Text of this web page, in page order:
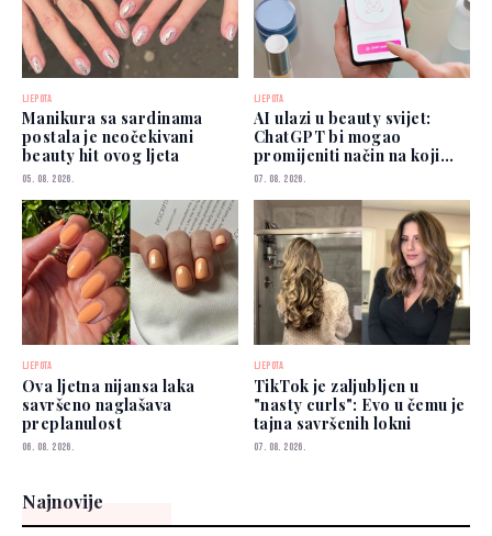
LJEPOTA
Manikura sa sardinama
postala je neočekivani
beauty hit ovog ljeta
05. 08. 2026.
LJEPOTA
AI ulazi u beauty svijet:
ChatGPT bi mogao
promijeniti način na koji
biramo šminku
07. 08. 2026.
LJEPOTA
Ova ljetna nijansa laka
savršeno naglašava
preplanulost
06. 08. 2026.
LJEPOTA
TikTok je zaljubljen u
"nasty curls": Evo u čemu je
tajna savršenih lokni
07. 08. 2026.
Najnovije